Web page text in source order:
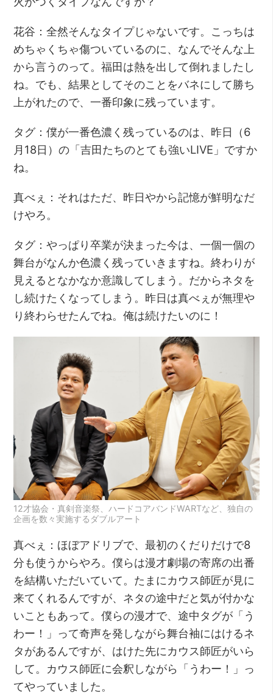
花谷：全然そんなタイプじゃないです。こっちは
めちゃくちゃ傷ついているのに、なんでそんな上
から言うのって。福田は熱を出して倒れましたし
ね。でも、結果としてそのことをバネにして勝ち
上がれたので、一番印象に残っています。
タグ：僕が一番色濃く残っているのは、昨日（6
月18日）の「吉田たちのとても強いLIVE」ですか
ね。
真べぇ：それはただ、昨日やから記憶が鮮明なだ
けやろ。
タグ：やっぱり卒業が決まった今は、一個一個の
舞台がなんか色濃く残っていきますね。終わりが
見えるとなかなか意識してしまう。だからネタを
し続けたくなってしまう。昨日は真べぇが無理や
り終わらせたんでね。俺は続けたいのに！
12才協会・真剣音楽祭、ハードコアバンドWARTなど、独自の
企画を数々実施するダブルアート
真べぇ：ほぼアドリブで、最初のくだりだけで8
分も使うからやろ。僕らは漫才劇場の寄席の出番
を結構いただいていて。たまにカウス師匠が見に
来てくれるんですが、ネタの途中だと気が付かな
いこともあって。僕らの漫才で、途中タグが「う
わー！」って奇声を発しながら舞台袖にはけるネ
タがあるんですが、はけた先にカウス師匠がいら
して。カウス師匠に会釈しながら「うわー！」っ
てやっていました。